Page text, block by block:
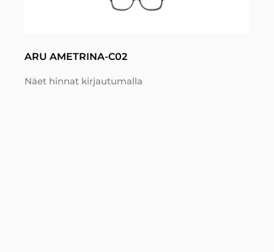
ARU AMETRINA-C02
Näet hinnat kirjautumalla